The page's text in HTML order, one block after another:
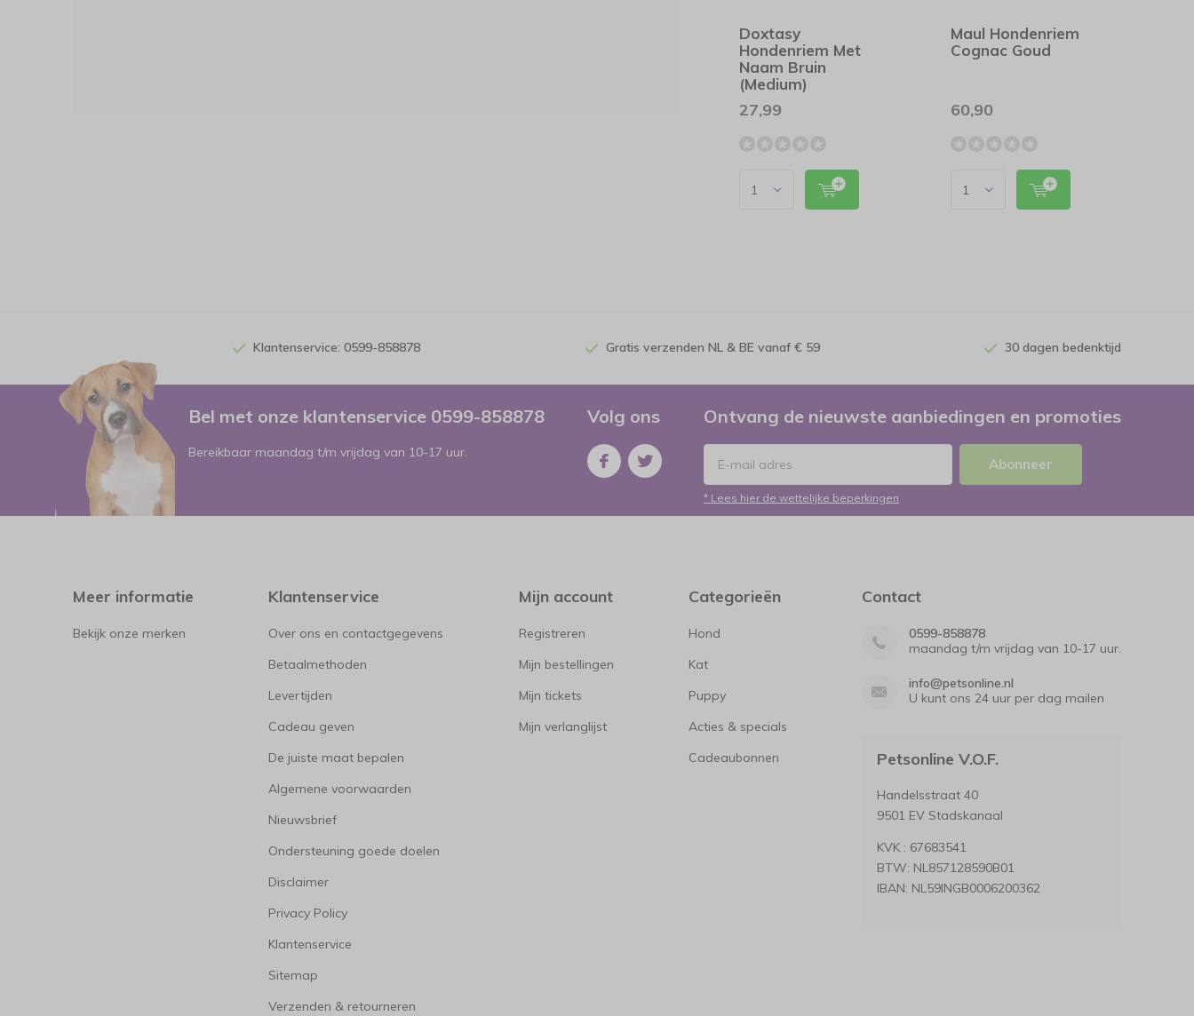
Doxtasy
Hondenriem Met
Naam Bruin
(Medium)
27,99
Maul Hondenriem
Cognac Goud
60,90
Klantenservice: 0599-858878 Gratis verzenden NL & BE vanaf € 59 30 dagen bedenktijd
Bel met onze klantenservice 0599-858878
Bereikbaar maandag t/m vrijdag van 10-17 uur.
Volg ons Ontvang de nieuwste aanbiedingen en promoties
Abonneer
* Lees hier de wettelijke beperkingen
Meer informatie
Bekijk onze merken
Klantenservice
Over ons en contactgegevens
Betaalmethoden
Levertijden
Cadeau geven
De juiste maat bepalen
Algemene voorwaarden
Nieuwsbrief
Ondersteuning goede doelen
Disclaimer
Privacy Policy
Klantenservice
Sitemap
Verzenden & retourneren
Mijn account
Registreren
Mijn bestellingen
Mijn tickets
Mijn verlanglijst
Categorieën
Hond
Kat
Puppy
Acties & specials
Cadeaubonnen
Contact
0599-858878
maandag t/m vrijdag van 10-17 uur.
info@petsonline.nl
U kunt ons 24 uur per dag mailen
Petsonline V.O.F.
Handelsstraat 40
9501 EV Stadskanaal
KVK : 67683541
BTW: NL857128590B01
IBAN: NL59INGB0006200362